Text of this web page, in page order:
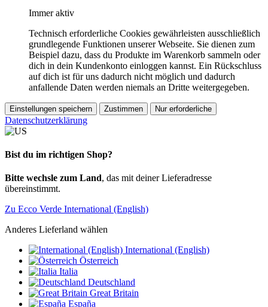
Immer aktiv
Technisch erforderliche Cookies gewährleisten ausschließlich
grundlegende Funktionen unserer Webseite. Sie dienen zum
Beispiel dazu, dass du Produkte im Warenkorb sammeln oder
dich in dein Kundenkonto einloggen kannst. Ein Rückschluss
auf dich ist für uns dadurch nicht möglich und dadurch
anfallende Daten werden niemals an Dritte weitergegeben.
Einstellungen speichern Zustimmen Nur erforderliche
Datenschutzerklärung
Bist du im richtigen Shop?
Bitte wechsle zum Land, das mit deiner Lieferadresse
übereinstimmt.
Zu Ecco Verde International (English)
Anderes Lieferland wählen
International (English)
Österreich
Italia
Deutschland
Great Britain
España